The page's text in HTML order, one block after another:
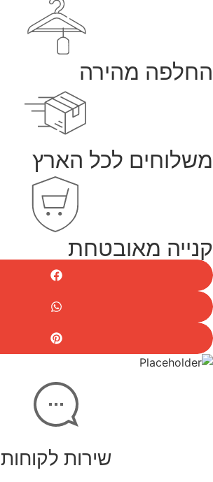
החלפה מהירה
משלוחים לכל הארץ
קנייה מאובטחת
שירות לקוחות